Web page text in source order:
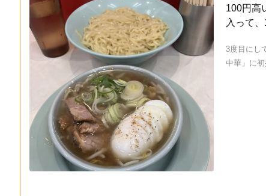
100円高
入って
3度目にし
中華」に